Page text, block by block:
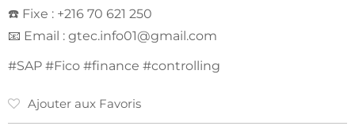
☎️ Fixe : +216 70 621 250
📧 Email : gtec.info01@gmail.com
#SAP #Fico #finance #controlling
Ajouter aux Favoris